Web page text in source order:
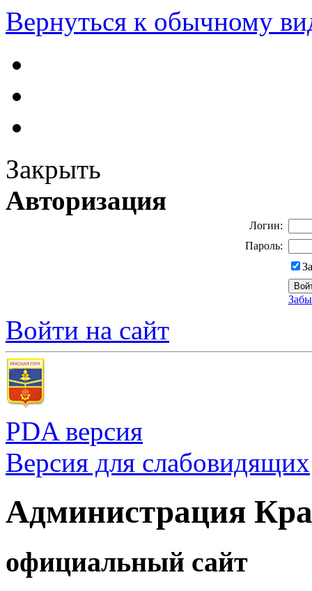
Вернуться к обычному
Закрыть
Авторизация
Логин:
Пароль:
Войти на сайт
PDA версия
Версия для слабовидящих
Администрация
официальный сайт